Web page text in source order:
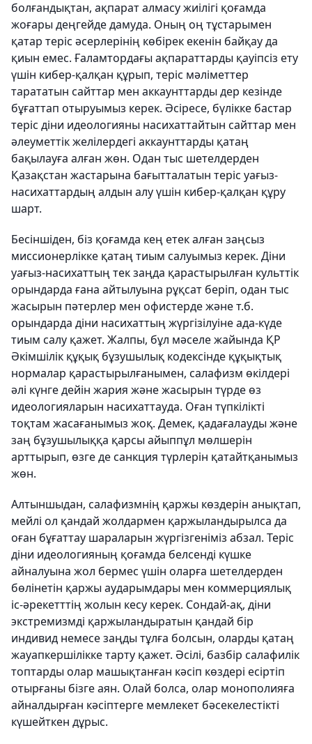
болғандықтан, ақпарат алмасу жиілігі қоғамда
жоғары деңгейде дамуда. Оның оң тұстарымен
қатар теріс әсерлерінің көбірек екенін байқау да
қиын емес. Ғаламтордағы ақпараттарды қауіпсіз ету
үшін кибер-қалқан құрып, теріс мәліметтер
тарататын сайттар мен аккаунттарды дер кезінде
бұғаттап отыруымыз керек. Әсіресе, бүлікке бастар
теріс діни идеологияны насихаттайтын сайттар мен
әлеуметтік желілердегі аккаунттарды қатаң
бақылауға алған жөн. Одан тыс шетелдерден
Қазақстан жастарына бағытталатын теріс уағыз-
насихаттардың алдын алу үшін кибер-қалқан құру
шарт.
Бесіншіден, біз қоғамда кең етек алған заңсыз
миссионерлікке қатаң тиым салуымыз керек. Діни
уағыз-насихаттың тек заңда қарастырылған культтік
орындарда ғана айтылуына рұқсат беріп, одан тыс
жасырын пәтерлер мен офистерде және т.б.
орындарда діни насихаттың жүргізілуіне ада-күде
тиым салу қажет. Жалпы, бұл мәселе жайында ҚР
Әкімшілік құқық бұзушылық кодексінде құқықтық
нормалар қарастырылғанымен, салафизм өкілдері
әлі күнге дейін жария және жасырын түрде өз
идеологияларын насихаттауда. Оған түпкілікті
тоқтам жасағанымыз жоқ. Демек, қадағалауды және
заң бұзушылыққа қарсы айыппұл мөлшерін
арттырып, өзге де санкция түрлерін қатайтқанымыз
жөн.
Алтыншыдан, салафизмнің қаржы көздерін анықтап,
мейлі ол қандай жолдармен қаржыландырылса да
оған бұғаттау шараларын жүргізгеніміз абзал. Теріс
діни идеологияның қоғамда белсенді күшке
айналуына жол бермес үшін оларға шетелдерден
бөлінетін қаржы аударымдары мен коммерциялық
іс-әрекетттің жолын кесу керек. Сондай-ақ, діни
экстремизмді қаржыландыратын қандай бір
индивид немесе заңды тұлға болсын, оларды қатаң
жауапкершілікке тарту қажет. Әсілі, базбір салафилік
топтарды олар машықтанған кәсіп көздері есіртіп
отырғаны бізге аян. Олай болса, олар монополияға
айналдырған кәсіптерге мемлекет бәсекелестікті
күшейткен дұрыс.